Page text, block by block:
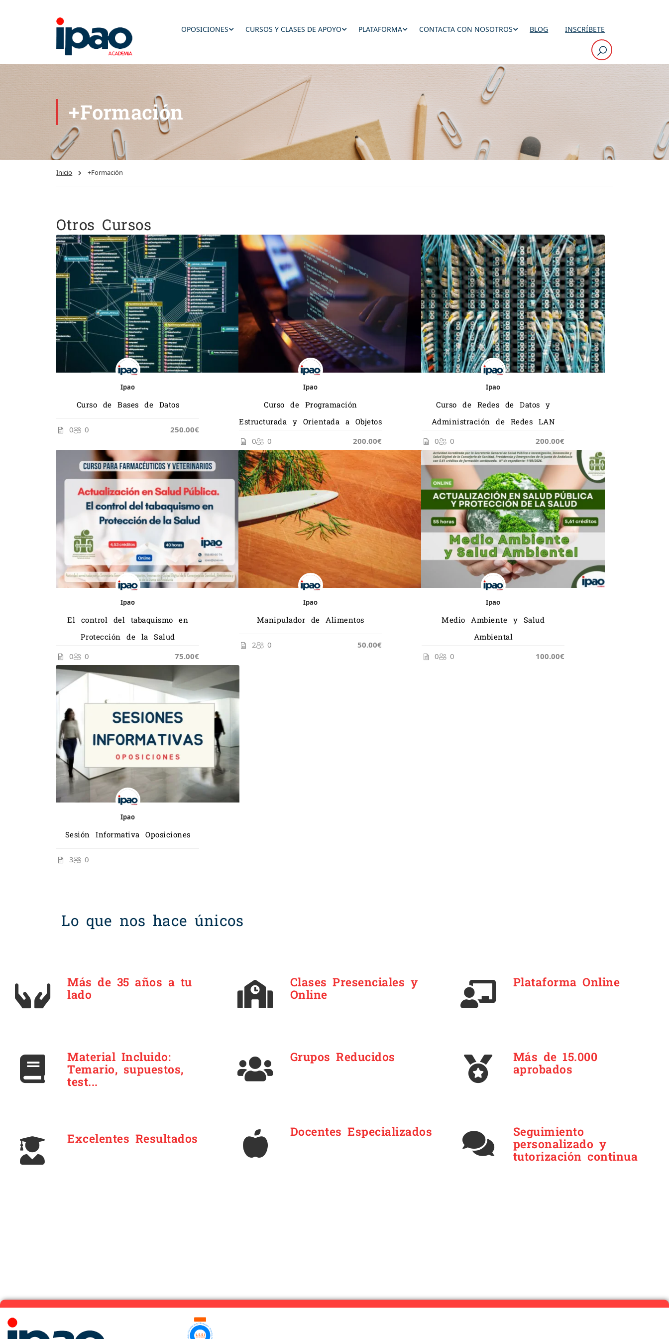
OPOSICIONES CURSOS Y CLASES DE APOYO PLATAFORMA CONTACTA CON NOSOTROS BLOG INSCRÍBETE
+Formación
Inicio +Formación
Otros Cursos
Ipao
Curso de Bases de Datos
0 0 250.00€
Ipao
Curso de Programación
Estructurada y Orientada a Objetos
0
0 200.00€
Ipao
Curso de Redes de Datos y
Administración de Redes LAN
0
0 200.00€
Ipao
El control del tabaquismo en
Protección de la Salud
0
0 75.00€
Ipao
Manipulador de Alimentos
2 0 50.00€
Ipao
Medio Ambiente y Salud
Ambiental
0
0 100.00€
Ipao
Sesión Informativa Oposiciones
3 0
Lo que nos hace únicos
Más de 35 años a tu
lado
Material Incluido:
Temario, supuestos,
test...
Excelentes Resultados
Clases Presenciales y
Online
Grupos Reducidos
Docentes Especializados
Plataforma Online
Más de 15.000
aprobados
Seguimiento
personalizado y
tutorización continua